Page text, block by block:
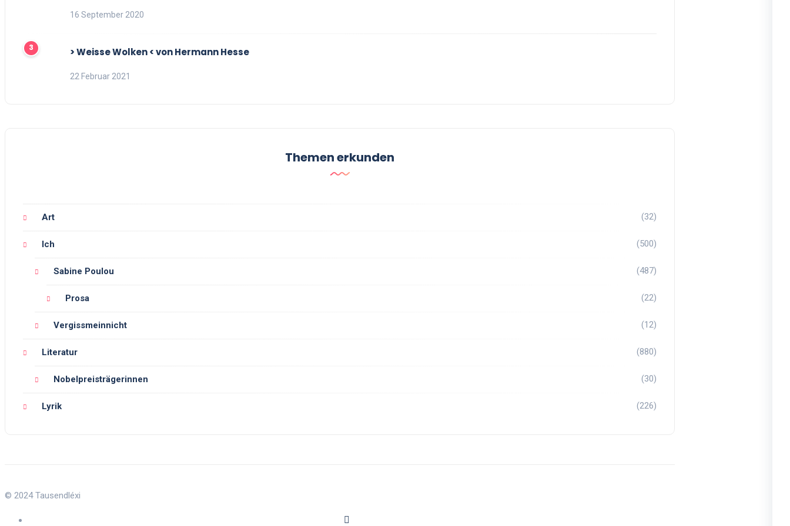
16 September 2020
> Weisse Wolken < von Hermann Hesse
22 Februar 2021
Themen erkunden
Art (32)
Ich (500)
Sabine Poulou (487)
Prosa (22)
Vergissmeinnicht (12)
Literatur (880)
Nobelpreisträgerinnen (30)
Lyrik (226)
© 2024 Tausendléxi